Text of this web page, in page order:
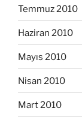
Temmuz 2010
Haziran 2010
Mayıs 2010
Nisan 2010
Mart 2010